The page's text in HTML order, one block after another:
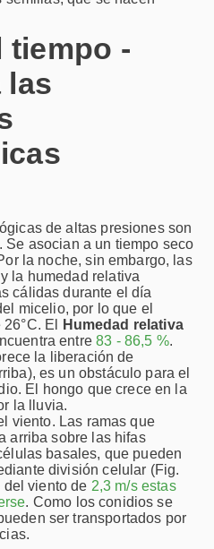
césped/micelio
de puntero
en la uva
de conidios
semilla de la uva
del oidio
tiempo -
las
de altas presiones son
asocian a un tiempo seco
la noche, sin embargo, las
la humedad relativa
cálidas durante el día
micelio, por lo que el
El
Humedad relativa
entre83 - 86,5 %.
la liberación de
es un obstáculo para el
El hongo que crece en la
la lluvia.
viento. Las ramas que
arriba sobre las hifas
basales, que pueden
división celular (Fig.
del viento de 2,3 m/s estas
. Como los conidios se
ser transportados por